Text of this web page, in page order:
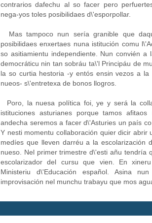
contrarios dafechu al so facer pero
nega-yos toles posibilidaes d\'esporpollar.
Mas tampoco nun sería granible que
posibilidaes enxertaes nuna istitución comu
so asitiamientu independiente. Nun convién a
democráticu nin tan sobráu ta\'l Principáu de
la so curtia hestoria -y entós ensin vezos a la
nueos- s\'entretexa de bonos llogros.
Poro, la nuesa política foi, ye y será la
istituciones asturianes porque tamos
andecha seremos a facer d\'Asturies un país
Y nesti momentu collaboración quier dicir abrir
medíes que lleven darréu a la escolarización
nueso. Nel primer trimestre d\'esti añu tendría
escolarizador del cursu que vien. En
Ministeriu d\'Educación español. Asina
improvisación nel munchu trabayu que mos